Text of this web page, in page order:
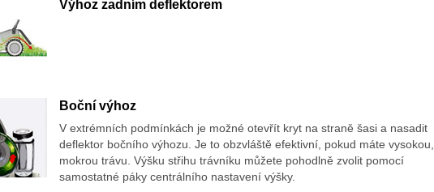
Výhoz zadním deflektorem
Boční výhoz
V extrémních podmínkách je možné otevřít kryt na straně šasi a nasadit
deflektor bočního výhozu. Je to obzvláště efektivní, pokud máte vysokou,
mokrou trávu. Výšku střihu trávníku můžete pohodlně zvolit pomocí
samostatné páky centrálního nastavení výšky.